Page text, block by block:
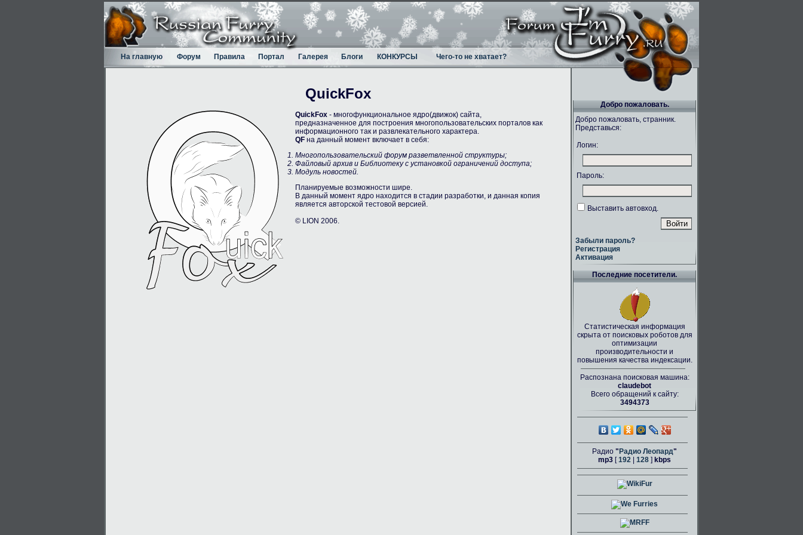
На главную Форум Правила Портал Галерея Блоги КОНКУРСЫ Чего-то не хватает?
QuickFox
QuickFox- многофункциональное ядро(движок) сайта,
предназначенное для построения многопользовательских порталов как
информационного так и развлекательного характера.
QFна данный момент включает в себя:
Многопользовательский форум разветвленной структуры;
Файловый архив и Библиотеку с установкой ограничений доступа;
Модуль новостей.
Планируемые возможности шире.
В данный момент ядро находится в стадии разработки, и данная копия
является авторcкой тестовой версией.
© LION 2006.
Добро пожаловать.
Добро пожаловать, странник.
Представься:
Логин:
Пароль:
Выставить автовход.
Забыли пароль?
Регистрация
Активация
Последние посетители.
Статистическая информация
скрыта от поисковых роботов для
оптимизации
производительности и
повышения качества индексации.
Распознана поисковая машина:
claudebot
Всего обращений к сайту:
3494373
Радио " Радио Леопард"
mp3 [192 128 ] kbps